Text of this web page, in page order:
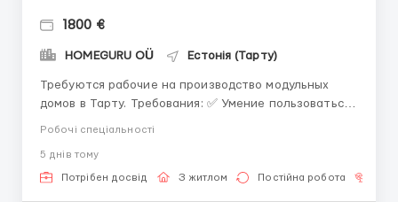
1800 €
HOMEGURU OÜ Естонія (Тарту)
Требуются рабочие на производство модульных
домов в Тарту. Требования: ✅ Умение пользоваться
строительным инструментом ✅ Готовность к
физической работе Обязанности: 🔹 Сборка
деревянных конструкций стен 🔹 Работа на
Робочі спеціальності
5 днiв тому
Потрібен досвід З житлом Постійна робота